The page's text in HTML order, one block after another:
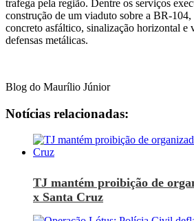
trafega pela região. Dentre os serviços
construção de um viaduto sobre a BR-104,
concreto asfáltico, sinalização horizontal e
defensas metálicas.
Blog do Maurílio Júnior
Notícias relacionadas:
TJ mantém proibição de
x Santa Cruz